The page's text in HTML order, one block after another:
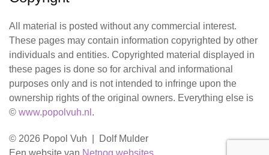
All material is posted without any commercial interest.
These pages may contain information copyrighted by other
individuals and entities. Copyrighted material displayed in
these pages is done so for archival and informational
purposes only and is not intended to infringe upon the
ownership rights of the original owners. Everything else is
© www.popolvuh.nl .
© 2026 Popol Vuh | Dolf Mulder
Een website van Netnog websites